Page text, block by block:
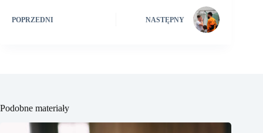
POPRZEDNI NASTĘPNY
Podobne materiały